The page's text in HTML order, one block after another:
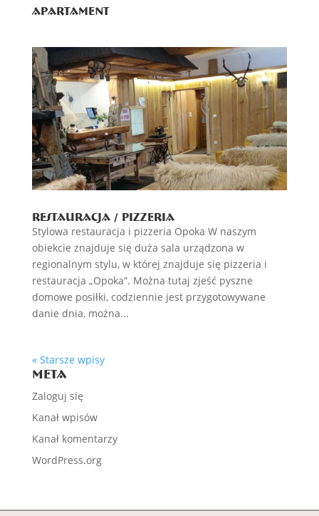
Apartament
Restauracja / Pizzeria
Stylowa restauracja i pizzeria Opoka W naszym
obiekcie znajduje się duża sala urządzona w
regionalnym stylu, w której znajduje się pizzeria i
restauracja „Opoka”. Można tutaj zjeść pyszne
domowe posiłki, codziennie jest przygotowywane
danie dnia, można...
« Starsze wpisy
Meta
Zaloguj się
Kanał wpisów
Kanał komentarzy
WordPress.org